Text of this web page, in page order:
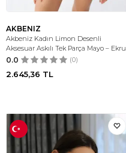
AKBENIZ
Akbeniz Kadın Limon Desenli
Aksesuar Askılı Tek Parça Mayo – Ekru
0.0 (0)
2.645,36 TL